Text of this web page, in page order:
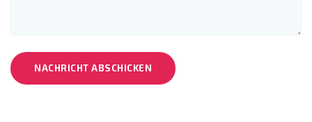
NACHRICHT ABSCHICKEN